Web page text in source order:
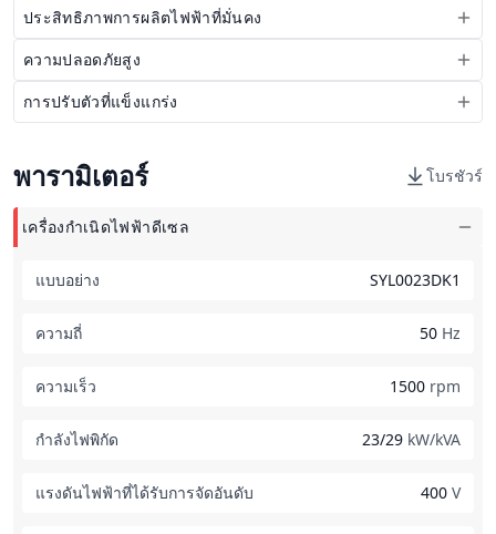
ประสิทธิภาพการผลิตไฟฟ้าที่มั่นคง
ความปลอดภัยสูง
การปรับตัวที่แข็งแกร่ง
พารามิเตอร์ โบรชัวร์
เครื่องกำเนิดไฟฟ้าดีเซล
แบบอย่าง SYL0023DK1
ความถี่ 50 Hz
ความเร็ว 1500 rpm
กำลังไฟพิกัด 23/29 kW/kVA
แรงดันไฟฟ้าที่ได้รับการจัดอันดับ 400 V